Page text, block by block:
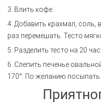
3. Влить кофе.
4. Добавить крахмал, соль,
раз перемешать. Тесто
5. Разделить тесто на 20
6. Слепить печенье
170°. По желанию посыпать